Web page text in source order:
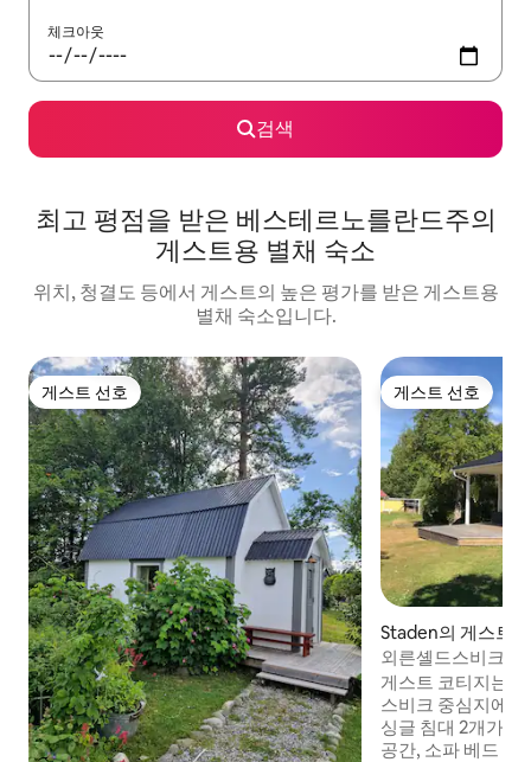
체크아웃
검색
최고 평점을 받은 베스테르노를란드주의
게스트용 별채 숙소
위치, 청결도 등에서 게스트의 높은 평가를 받은 게스트용
별채 숙소입니다.
게스트 선호
게스트 선호 게스트 선호
게스트 선호
Staden의 게스트
외른셸드스비크의
게스트 코티지는
스비크 중심지에
싱글 침대 2개가
공간, 소파 베드